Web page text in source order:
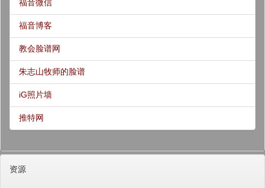
福音微信
福音博客
教会脸谱网
朱志山牧师的脸谱
iG照片墙
推特网
资源